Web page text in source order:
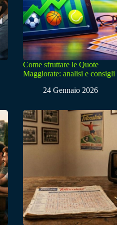
Come sfruttare le Quote
Maggiorate: analisi e consigli
24 Gennaio 2026